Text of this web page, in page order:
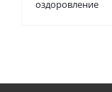
оздоровление